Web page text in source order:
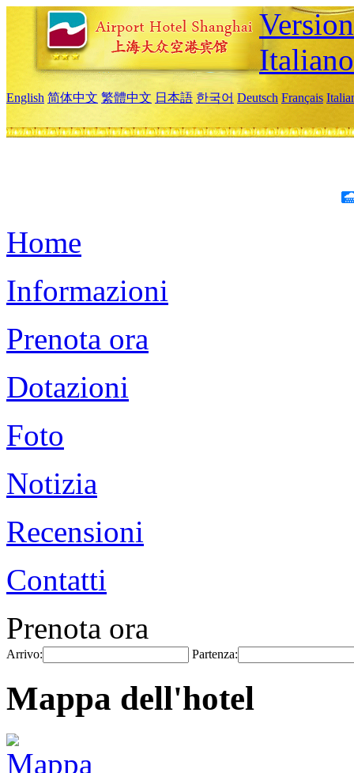
Italiano
English 简体中文 繁體中文 日本語 한국어 Deutsch Français
Home
Informazioni
Prenota ora
Dotazioni
Foto
Notizia
Recensioni
Contatti
Prenota ora
Arrivo: Partenza:
Mappa dell'hotel